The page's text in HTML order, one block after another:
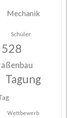
Mechanik
Schüler
528
Tagung
Wettbewerb